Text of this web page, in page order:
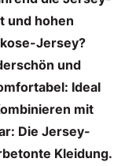
und hohen
Jersey?
und
Ideal
mit
Die Jersey-
Kleidung.